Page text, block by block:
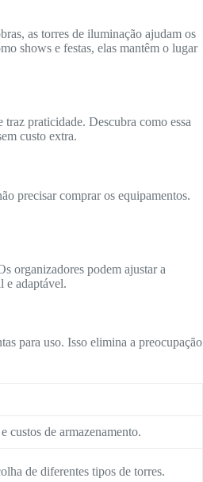
as torres de iluminação ajudam os
shows e festas, elas mantêm o lugar
praticidade. Descubra como essa
custo extra.
precisar comprar os equipamentos.
organizadores podem ajustar a
e adaptável.
para uso. Isso elimina a preocupação
custos de armazenamento.
de diferentes tipos de torres.